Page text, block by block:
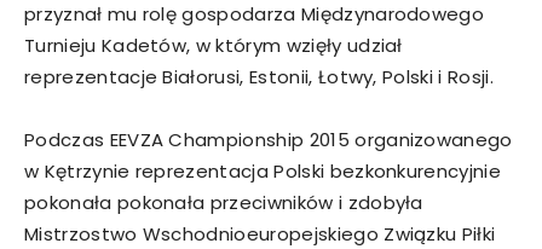
przyznał mu rolę gospodarza Międzynarodowego
Turnieju Kadetów, w którym wzięły udział
reprezentacje Białorusi, Estonii, Łotwy, Polski i Rosji.
Podczas EEVZA Championship 2015 organizowanego
w Kętrzynie reprezentacja Polski bezkonkurencyjnie
pokonała pokonała przeciwników i zdobyła
Mistrzostwo Wschodnioeuropejskiego Związku Piłki